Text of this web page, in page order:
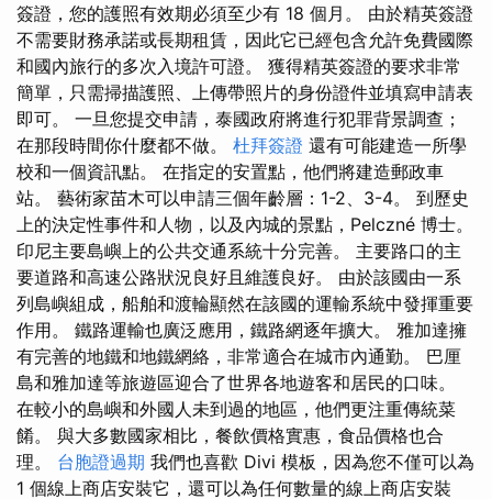
簽證，您的護照有效期必須至少有 18 個月。 由於精英簽證
不需要財務承諾或長期租賃，因此它已經包含允許免費國際
和國內旅行的多次入境許可證。 獲得精英簽證的要求非常
簡單，只需掃描護照、上傳帶照片的身份證件並填寫申請表
即可。 一旦您提交申請，泰國政府將進行犯罪背景調查；
在那段時間你什麼都不做。 杜拜簽證 還有可能建造一所學
校和一個資訊點。 在指定的安置點，他們將建造郵政車
站。 藝術家苗木可以申請三個年齡層：1-2、3-4。 到歷史
上的決定性事件和人物，以及內城的景點，Pelczné 博士。
印尼主要島嶼上的公共交通系統十分完善。 主要路口的主
要道路和高速公路狀況良好且維護良好。 由於該國由一系
列島嶼組成，船舶和渡輪顯然在該國的運輸系統中發揮重要
作用。 鐵路運輸也廣泛應用，鐵路網逐年擴大。 雅加達擁
有完善的地鐵和地鐵網絡，非常適合在城市內通勤。 巴厘
島和雅加達等旅遊區迎合了世界各地遊客和居民的口味。
在較小的島嶼和外國人未到過的地區，他們更注重傳統菜
餚。 與大多數國家相比，餐飲價格實惠，食品價格也合
理。 台胞證過期 我們也喜歡 Divi 模板，因為您不僅可以為
1 個線上商店安裝它，還可以為任何數量的線上商店安裝